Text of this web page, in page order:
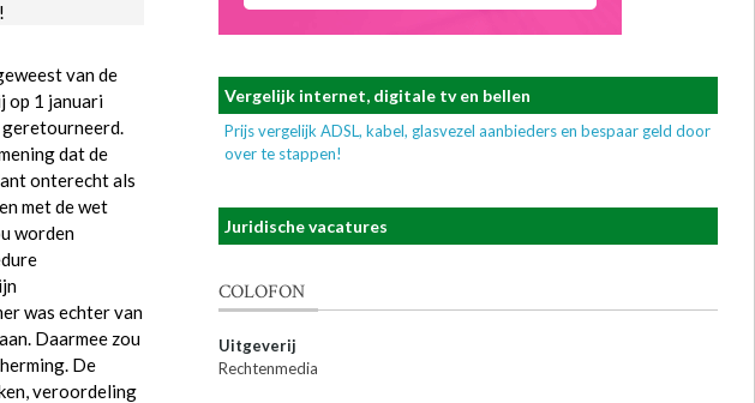
van de
op 1 januari
geretourneerd.
dat de
onterecht als
met de wet
worden
was echter van
Daarmee zou
De
veroordeling
Vergelijk internet, digitale tv en bellen
Prijs vergelijk ADSL, kabel, glasvezel aanbieders en bespaar geld door
over te stappen!
Juridische vacatures
COLOFON
Uitgeverij
Rechtenmedia